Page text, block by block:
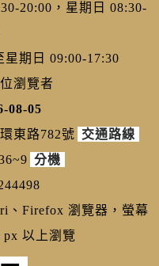
20:00，星期日 08:30-
期日 09:00-17:30
位瀏覽者
08-05
東路782號 交通路線
分機
、Firefox 瀏覽器，螢幕
以上瀏覽